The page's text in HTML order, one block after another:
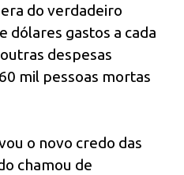
do verdadeiro
dólares gastos a cada
despesas
mil pessoas mortas
o novo credo das
chamou de